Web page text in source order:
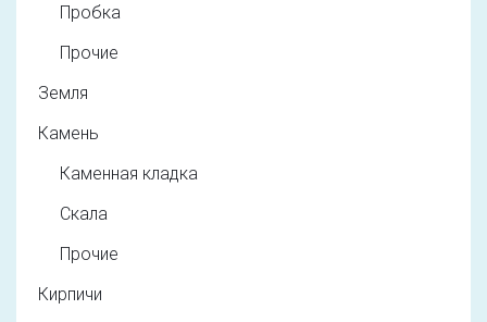
Пробка
Прочие
Земля
Камень
Каменная кладка
Скала
Прочие
Кирпичи